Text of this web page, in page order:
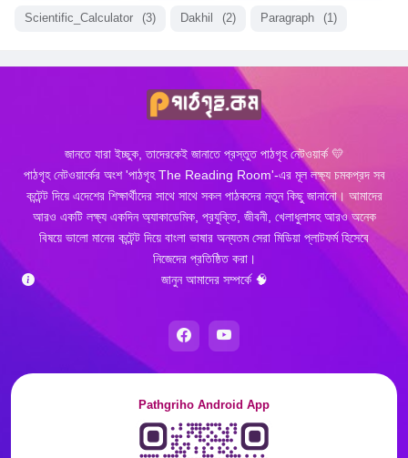
Scientific_Calculator (3) Dakhil (2) Paragraph (1)
জানতে যারা ইচ্ছুক, তাদেরকেই জানাতে প্রস্তুত পাঠগৃহ নেটওয়ার্ক 💛
পাঠগৃহ নেটওয়ার্কের অংশ 'পাঠগৃহ The Reading Room'-এর মূল লক্ষ্য চমকপ্রদ সব
কন্টেন্ট দিয়ে এদেশের শিক্ষার্থীদের সাথে সাথে সকল পাঠকদের নতুন কিছু জানানো। আমাদের
আরও একটি লক্ষ্য একদিন অ্যাকাডেমিক, প্রযুক্তি, জীবনী, খেলাধুলাসহ আরও অনেক
বিষয়ে ভালো মানের কন্টেন্ট দিয়ে বাংলা ভাষার অন্যতম সেরা মিডিয়া প্লাটফর্ম হিসেবে
নিজেদের প্রতিষ্ঠিত করা।
জানুন আমাদের সম্পর্কে 🧠
Pathgriho Android App